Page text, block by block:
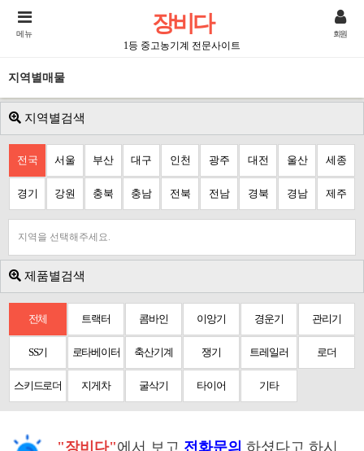
장비다
1등 중고농기계 전문사이트
메뉴 회원
지역별매물
지역별검색
전국 서울 부산 대구 인천 광주 대전 울산 세종
경기 강원 충북 충남 전북 전남 경북 경남 제주
지역을 선택해주세요.
제품별검색
전체 트랙터 콤바인 이앙기 경운기 관리기
SS기 로타베이터 축산기계 쟁기 트레일러 로더
스키드로더 지게차 굴삭기 타이어 기타
"장비다"에서 보고 전화문의 하셨다고 하시